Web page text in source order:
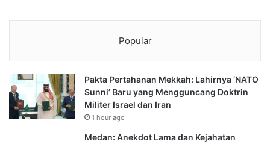
Popular
Pakta Pertahanan Mekkah: Lahirnya ‘NATO
Sunni’ Baru yang Mengguncang Doktrin
Militer Israel dan Iran
1 hour ago
Medan: Anekdot Lama dan Kejahatan